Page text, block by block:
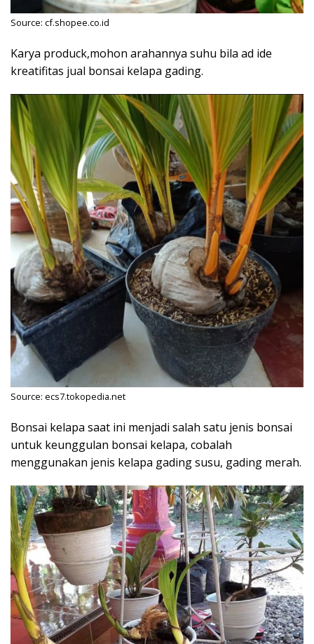
Source: cf.shopee.co.id
Karya produck,mohon arahannya suhu bila ad ide
kreatifitas jual bonsai kelapa gading.
Source: ecs7.tokopedia.net
Bonsai kelapa saat ini menjadi salah satu jenis bonsai
untuk keunggulan bonsai kelapa, cobalah
menggunakan jenis kelapa gading susu, gading merah.